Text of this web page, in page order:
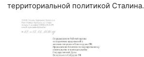
территориальной политикой Сталина.